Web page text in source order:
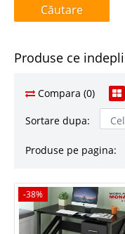
Produse ce
Compara (0)
Sortare dupa:
Produse pe pagina:
-38%
-38%